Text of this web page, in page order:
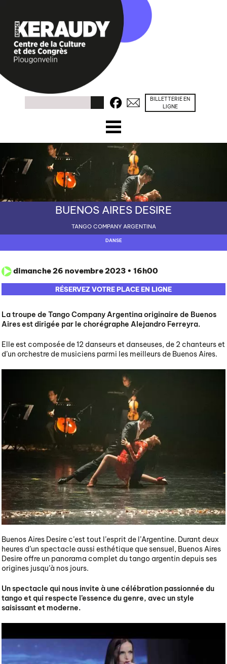
FacebookContactsBILLETTERIE EN
LIGNE
☰ Menu
ACCUEIL
PROGRAMME
CONGRÈS / SÉMINAIRES
PRÉSENTATION
PÔLE CULTUREL
BUENOS AIRES DESIRE
TANGO COMPANY ARGENTINA
DANSE
dimanche 26 novembre 2023 • 16h00
RÉSERVEZ VOTRE PLACE EN LIGNE
La troupe de Tango Company Argentina originaire de Buenos
Aires est dirigée par le chorégraphe Alejandro Ferreyra.
Elle est composée de 12 danseurs et danseuses, de 2 chanteurs et
d’un orchestre de musiciens parmi les meilleurs de Buenos Aires.
Buenos Aires Desire c’est tout l’esprit de l’Argentine. Durant deux
heures d’un spectacle aussi esthétique que sensuel, Buenos Aires
Desire offre un panorama complet du tango argentin depuis ses
origines jusqu’à nos jours.
Un spectacle qui nous invite à une célébration passionnée du
tango et qui respecte l’essence du genre, avec un style
saisissant et moderne.